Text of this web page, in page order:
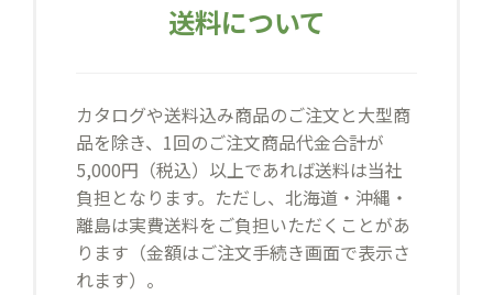
送料について
カタログや送料込み商品のご注文と大型商
品を除き、1回のご注文商品代金合計が
5,000円（税込）以上であれば送料は当社
負担となります。ただし、北海道・沖縄・
離島は実費送料をご負担いただくことがあ
ります（金額はご注文手続き画面で表示さ
れます）。